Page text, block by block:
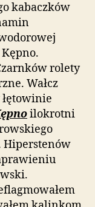
kabaczków
rolety
Wałcz
ilokrotni
Hiperstenów